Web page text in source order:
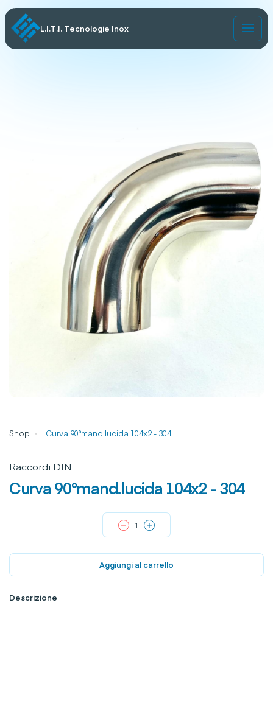
L.I.T.I. Tecnologie Inox
Shop Curva 90°mand.lucida 104x2 - 304
Raccordi DIN
Curva 90°mand.lucida 104x2 - 304
Aggiungi al carrello
Descrizione